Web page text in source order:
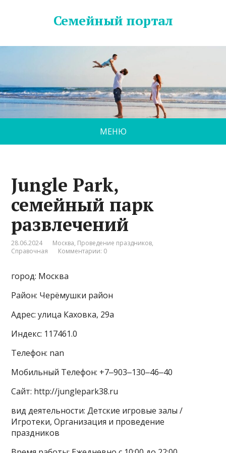
Семейный портал
МЕНЮ
Jungle Park,
семейный парк
развлечений
28.06.2024 Москва, Проведение праздников,
Справочная
Комментарии: 0
город: Москва
Район: Черёмушки район
Адрес: улица Каховка, 29а
Индекс: 117461.0
Телефон: nan
Мобильный Телефон: +7‒903‒130‒46‒40
Сайт: http://junglepark38.ru
вид деятельности: Детские игровые залы /
Игротеки, Организация и проведение
праздников